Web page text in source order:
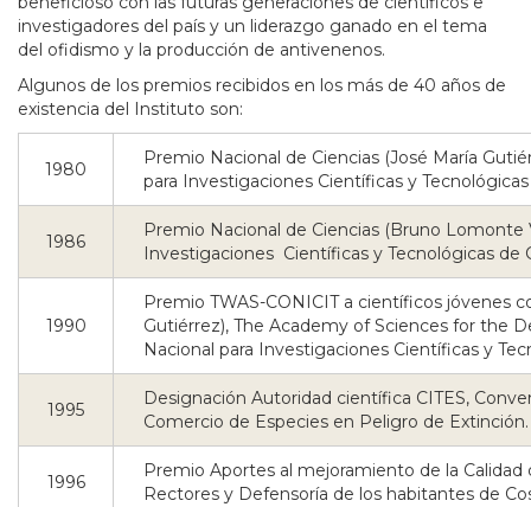
investigadores del país y un liderazgo ganado en el tema
del ofidismo y la producción de antivenenos.
Algunos de los premios recibidos en los más de 40 años de
existencia del Instituto son:
1980
Premio Nacional de Ciencias (José María
para Investigaciones Científicas y
1986
Premio Nacional de Ciencias (Bruno Lomonte
Investigaciones Científicas y Tecnológicas de
1990
Premio TWAS-CONICIT a científicos jóvenes
Gutiérrez), The Academy of Sciences for the
Nacional para Investigaciones Científicas y
1995
Designación Autoridad científica CITES,
Comercio de Especies en Peligro de Extinción.
1996
Premio Aportes al mejoramiento de la Calidad
Rectores y Defensoría de los habitantes de